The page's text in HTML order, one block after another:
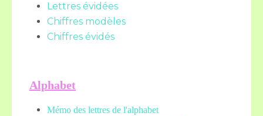
Lettres évidées
Chiffres modèles
Chiffres évidés
Alphabet
Mémo des lettres de l'alphabet